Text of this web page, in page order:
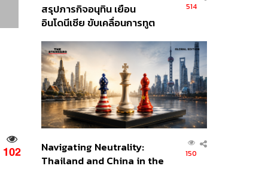
102
สรุปภารกิจอนุทิน เยือน
อินโดนีเซีย ขับเคลื่อนการทูต
ส่วนยุทธศาสตร์ไทย –
อินโดนีเซีย
514
Navigating Neutrality:
Thailand and China in the
150